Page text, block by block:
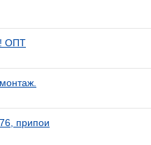
ОПТ
припои